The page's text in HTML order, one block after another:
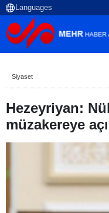
Siyaset
Hezeyriyan:
müzakereye